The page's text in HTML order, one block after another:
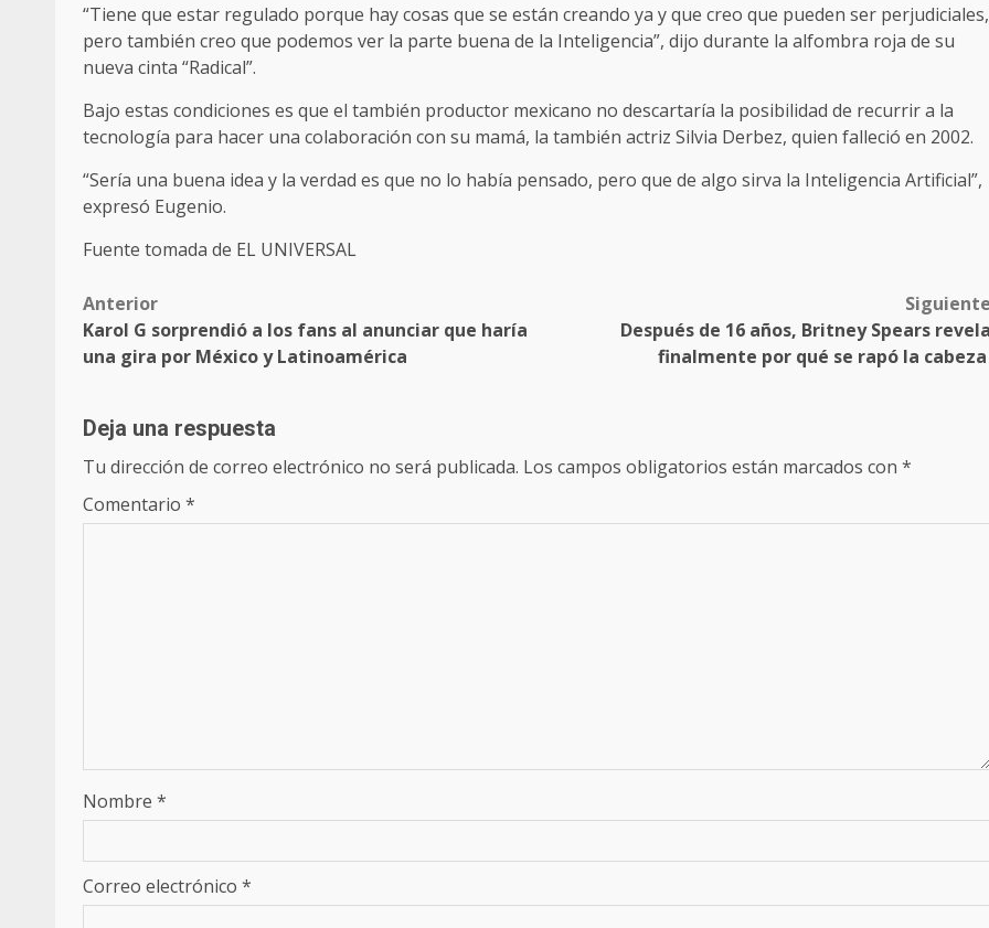
“Tiene que estar regulado porque hay cosas que se están creando ya y que creo que pueden ser perjudiciales,
pero también creo que podemos ver la parte buena de la Inteligencia”, dijo durante la alfombra roja de su
nueva cinta “Radical”.
Bajo estas condiciones es que el también productor mexicano no descartaría la posibilidad de recurrir a la
tecnología para hacer una colaboración con su mamá, la también actriz Silvia Derbez, quien falleció en 2002.
“Sería una buena idea y la verdad es que no lo había pensado, pero que de algo sirva la Inteligencia Artificial”,
expresó Eugenio.
Fuente tomada de EL UNIVERSAL
Post
navigation
Anterior
Karol G sorprendió a los fans al anunciar que haría
una gira por México y Latinoamérica
Siguiente
Después de 16 años, Britney Spears revela
finalmente por qué se rapó la cabeza
Deja una respuesta
Tu dirección de correo electrónico no será publicada. Los campos obligatorios están marcados con *
Comentario *
Nombre *
Correo electrónico *